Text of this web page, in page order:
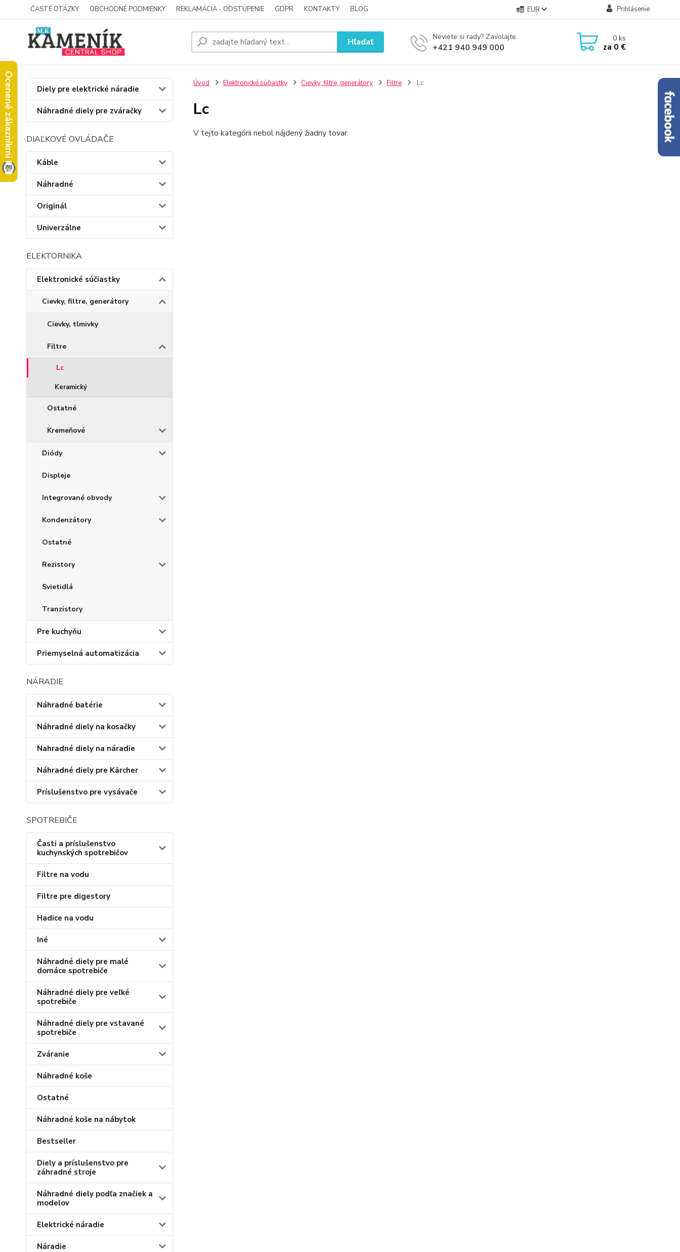
Ocenené zákazníkmi
ČASTÉ OTÁZKY OBCHODNÉ PODMIENKY REKLAMÁCIA - ODSTÚPENIE GDPR KONTAKTY BLOG EUR Prihlásenie
Hľadať Neviete si rady? Zavolajte.
+421 940 949 000
0ks
za 0 €
Diely pre elektrické náradie
Náhradné diely pre zváračky
DIAĽKOVÉ OVLÁDAČE
Káble
Náhradné
Originál
Univerzálne
ELEKTORNIKA
Elektronické súčiastky
Cievky, filtre, generátory
Cievky, tlmivky
Filtre
Lc
Keramický
Ostatné
Kremeňové
Diódy
Displeje
Integrované obvody
Kondenzátory
Ostatné
Rezistory
Svietidlá
Tranzistory
Pre kuchyňu
Priemyselná automatizácia
NÁRADIE
Náhradné batérie
Náhradné diely na kosačky
Nahradné diely na náradie
Náhradné diely pre Kärcher
Príslušenstvo pre vysávače
SPOTREBIČE
Časti a príslušenstvo
kuchynských spotrebičov
Filtre na vodu
Filtre pre digestory
Hadice na vodu
Iné
Náhradné diely pre malé
domáce spotrebiče
Náhradné diely pre veľké
spotrebiče
Náhradné diely pre vstavané
spotrebiče
Zváranie
Náhradné koše
Ostatné
Náhradné koše na nábytok
Bestseller
Diely a príslušenstvo pre
záhradné stroje
Náhradné diely podľa značiek a
modelov
Elektrické náradie
Náradie
Úvod Elektronické súčiastky Cievky, filtre, generátory Filtre Lc
Lc
V tejto kategórii nebol nájdený žiadny tovar.